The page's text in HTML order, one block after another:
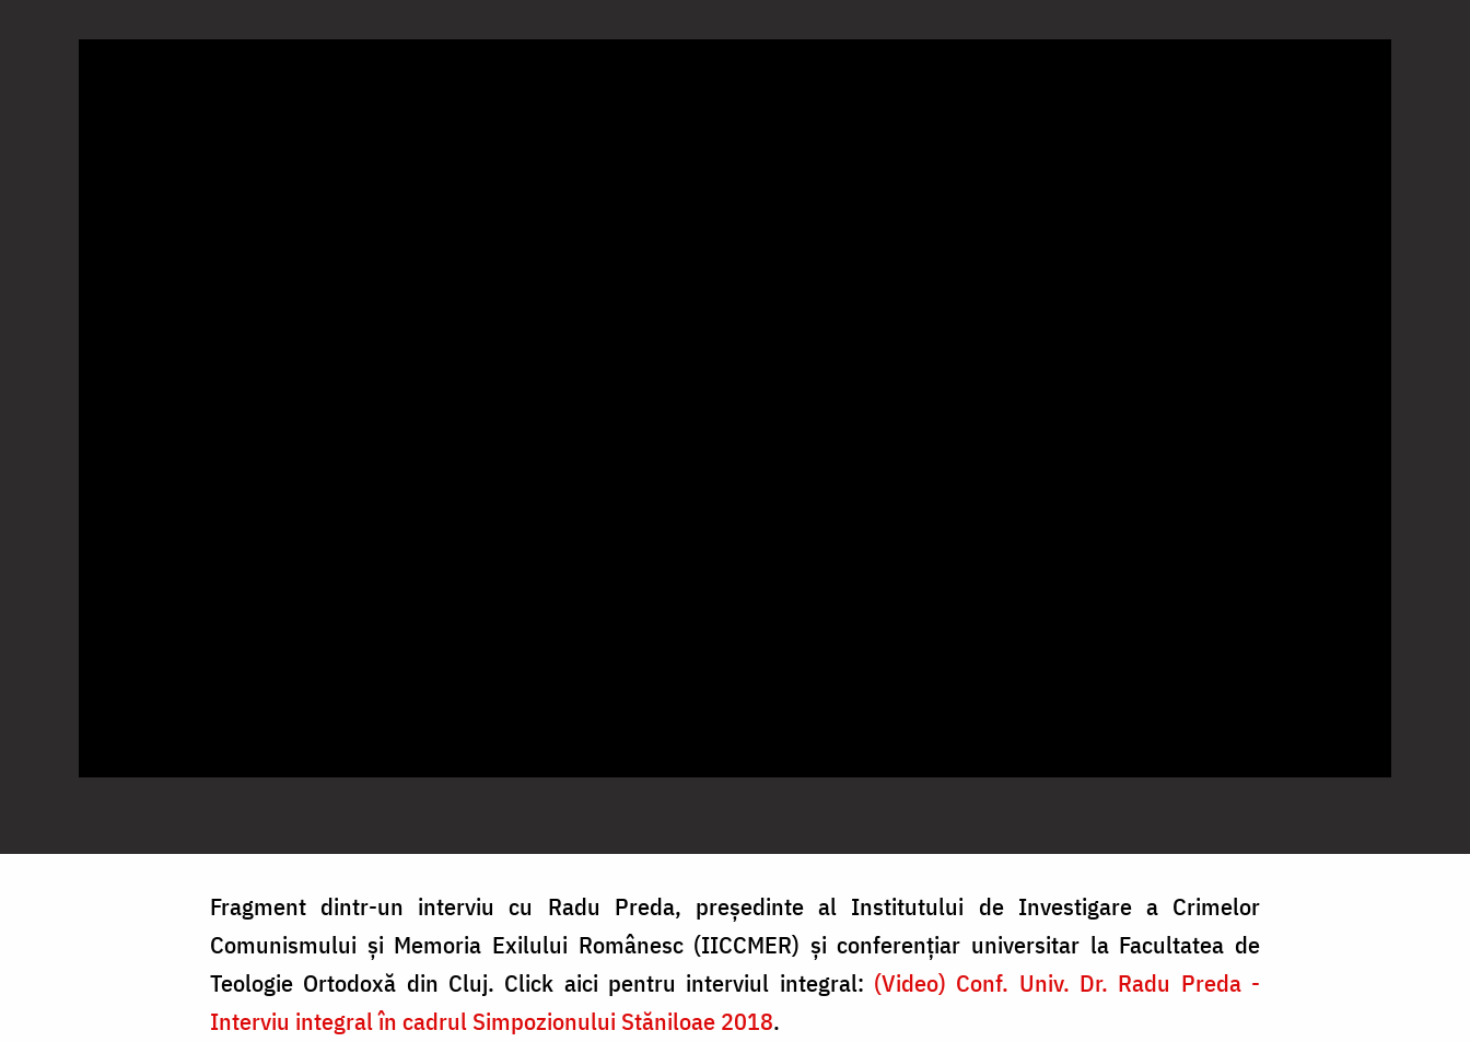
Fragment dintr-un interviu cu Radu Preda, președinte al Institutului de Investigare a Crimelor
Comunismului și Memoria Exilului Românesc (IICCMER) și conferențiar universitar la Facultatea de
Teologie Ortodoxă din Cluj. Click aici pentru interviul integral: (Video) Conf. Univ. Dr. Radu Preda -
Interviu integral în cadrul Simpozionului Stăniloae 2018.